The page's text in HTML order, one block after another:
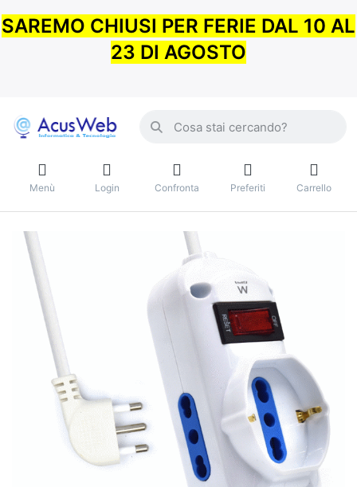
SAREMO CHIUSI PER FERIE DAL 10 AL
23 DI AGOSTO
Menù Login Confronta Preferiti Carrello